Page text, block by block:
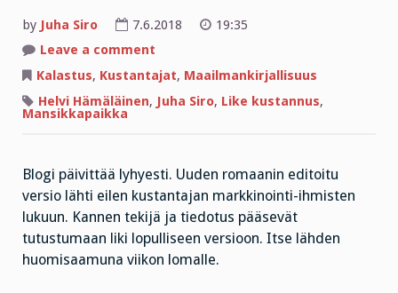
by Juha Siro 7.6.2018
19:35
Leave a comment
puhutaan
suoraan
Paholaiselle
Kalastus, Kustantajat, Maailmankirjallisuus
Helvi Hämäläinen, Juha Siro, Like kustannus,
Mansikkapaikka
Blogi päivittää lyhyesti. Uuden romaanin editoitu
versio lähti eilen kustantajan markkinointi-ihmisten
lukuun. Kannen tekijä ja tiedotus pääsevät
tutustumaan liki lopulliseen versioon. Itse lähden
huomisaamuna viikon lomalle.